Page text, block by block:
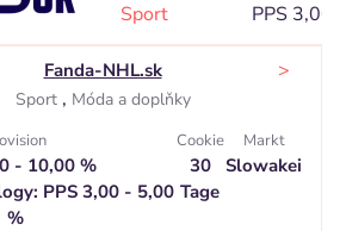
Sport
PPS 3,00
Fanda-NHL.sk
Sport , Móda a doplňky
>
- 10,00 %
PPS 3,00 - 5,00
%
Cookie
30
Tage
Markt
Slowakei